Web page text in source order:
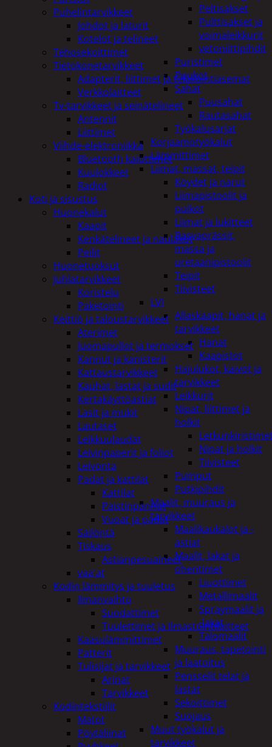
Peltisakset
Pulttisakset ja
voimaleikkurit
vetoniittipihdit
Puristimet
Puukot
Sahat
Puusahat
Rautasahat
Työkalusarjat
Korjaamotyökalut
Lämmittimet
Liimat, massat, teipit
Köydet ja narut
Liimapistoolit ja
puikot
Liimat ja lukitteet
Rasvaprässit,
massa ja
uretaanipistoolit
Teipit
Tiivisteet
LVI
Allaskaapit, hanat ja
tarvikkeet
Hanat
Kaapistot
Hajulukot, kaivot ja
tarvikkeet
Leikkurit
Nipat, liittimet ja
holkit
Nipat ja holkit
Tiivisteet
Pumput
Putkipihdit
Maalit, muuraus ja
tarvikkeet
Maalikaukalot ja -
astiat
Maalit, lakat ja
ohentimet
Liuottimet
Metallimaalit
Spraymaalit ja
-lakat
Talomaalit
Muuraus, tapetointi
ja laatoitus
Pensselit telat ja
lastat
Sekoittimet
Suojaus
Muut työkalut ja
tarvikkeet
Puhelintarvikkeet
Johdot ja laturit
Kotelot ja telineet
Tehosekoittimet
Tietokonetarvikkeet
Adapterit, liittimet ja telakointiasemat
Verkkolaitteet
Tv-tarvikkeet ja seinätelineet
Antennit
Liittimet
Viihde-elektroniikka
Bluetooth kaiuttimet
Kuulokkeet
Radiot
Koti ja sisustus
Huonekalut
Kaapit
Kenkätelineet ja naulakot
Peilit
Huonetuoksut
Juhlatarvikkeet
Koristelu
Paketointi
Keittiö ja taloustarvikkeet
Aterimet
Juomapullot ja termokset
Kannut ja kanisterit
Kattaustarvikkeet
Kauhat, lastat ja sudit
Kertakäyttöastiat
Lasit ja mukit
Lautaset
Leikkuulaudat
Leivinpaperit ja foliot
Leivonta
Padat ja kattilat
Kattilat
Paistinpannut
Vuoat ja padat
Säilöntä
Tiskaus
Astianpesuaineet
vaa'at
Kodin lämmitys ja tuuletus
Ilmanvaihto
Suodattimet
Tuulettimet ja Ilmastointilaitteet
Kaasulämmittimet
Patterit
Tulisijat ja tarvikkeet
Arinat
Tarvikkeet
Kodintekstiilit
Matot
Pöytäliinat